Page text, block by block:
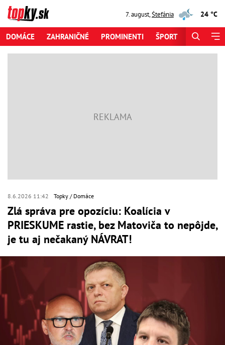
7. august,Štefánia 24 °C
DOMÁCE ZAHRANIČNÉ PROMINENTI ŠPORT
8.6.2026 11:42 Topky Domáce
Zlá správa pre opozíciu: Koalícia v
PRIESKUME rastie, bez Matoviča to nepôjde,
je tu aj nečakaný NÁVRAT!